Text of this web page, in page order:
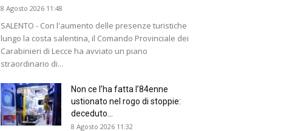
8 Agosto 2026 11:48
SALENTO - Con l'aumento delle presenze turistiche
lungo la costa salentina, il Comando Provinciale dei
Carabinieri di Lecce ha avviato un piano
straordinario di...
Non ce l’ha fatta l’84enne
ustionato nel rogo di stoppie:
deceduto...
8 Agosto 2026 11:32